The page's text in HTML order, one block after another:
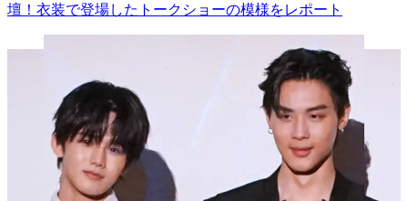
壇！衣装で登場したトークショーの模様をレポート